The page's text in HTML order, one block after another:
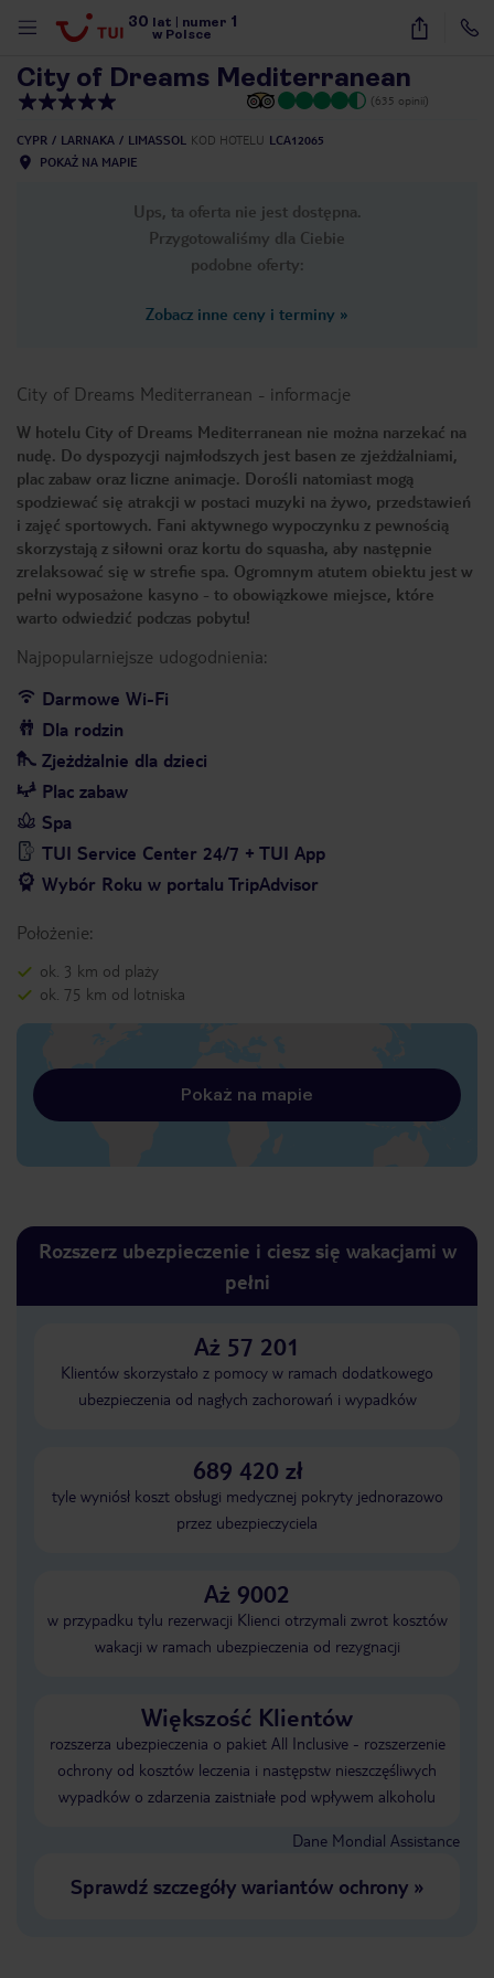
30 lat numer 1
w Polsce
59
City of Dreams Mediterranean
(635 opinii)
CYPR LARNAKA LIMASSOL KOD HOTELU LCA12065
POKAŻ NA MAPIE
Ups, ta oferta nie jest dostępna.
Przygotowaliśmy dla Ciebie
podobne oferty:
Zobacz inne ceny i terminy »
City of Dreams Mediterranean - informacje
W hotelu City of Dreams Mediterranean nie można narzekać na
nudę. Do dyspozycji najmłodszych jest basen ze zjeżdżalniami,
plac zabaw oraz liczne animacje. Dorośli natomiast mogą
spodziewać się atrakcji w postaci muzyki na żywo, przedstawień
i zajęć sportowych. Fani aktywnego wypoczynku z pewnością
skorzystają z siłowni oraz kortu do squasha, aby następnie
zrelaksować się w strefie spa. Ogromnym atutem obiektu jest w
pełni wyposażone kasyno - to obowiązkowe miejsce, które
warto odwiedzić podczas pobytu!
Najpopularniejsze udogodnienia:
Darmowe Wi-Fi
Dla rodzin
Zjeżdżalnie dla dzieci
Plac zabaw
Spa
TUI Service Center 24/7 + TUI App
Wybór Roku w portalu TripAdvisor
Położenie:
ok. 3 km od plaży
ok. 75 km od lotniska
Pokaż na mapie
Rozszerz ubezpieczenie i ciesz się wakacjami w
pełni
Aż 57 201
Klientów skorzystało z pomocy w ramach dodatkowego
ubezpieczenia od nagłych zachorowań i wypadków
689 420 zł
tyle wyniósł koszt obsługi medycznej pokryty jednorazowo
przez ubezpieczyciela
Aż 9002
w przypadku tylu rezerwacji Klienci otrzymali zwrot kosztów
wakacji w ramach ubezpieczenia od rezygnacji
Większość Klientów
rozszerza ubezpieczenia o pakiet All Inclusive - rozszerzenie
ochrony od kosztów leczenia i następstw nieszczęśliwych
wypadków o zdarzenia zaistniałe pod wpływem alkoholu
Dane Mondial Assistance
Sprawdź szczegóły wariantów ochrony»